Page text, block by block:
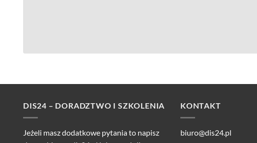
DIS24 – DORADZTWO I SZKOLENIA
Jeżeli masz dodatkowe pytania to napisz
KONTAKT
biuro@dis24.pl